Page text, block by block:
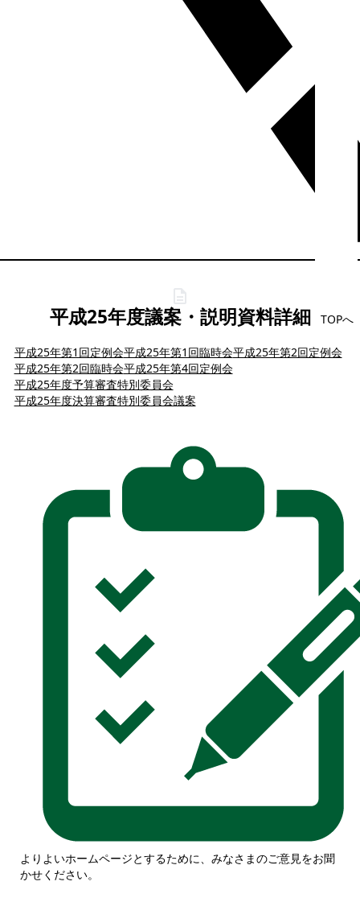
TOPへ
平成25年度議案・説明資料詳細
平成25年第1回定例会平成25年第1回臨時会平成25年第2回定例会
平成25年第2回臨時会平成25年第4回定例会
平成25年度予算審査特別委員会
平成25年度決算審査特別委員会議案
よりよいホームページとするために、みなさまのご意見をお聞
かせください。